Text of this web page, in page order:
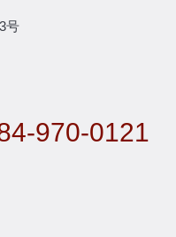
号
970-0121